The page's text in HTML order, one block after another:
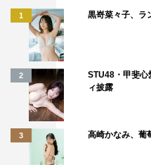
1 黒嵜菜々子、ラ
2
STU48・甲斐心
ィ披露
3 高崎かなみ、葡